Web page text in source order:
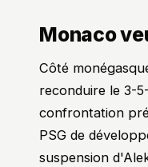
Monaco
Côté
reconduire le 3-
confrontation
PSG de
suspension